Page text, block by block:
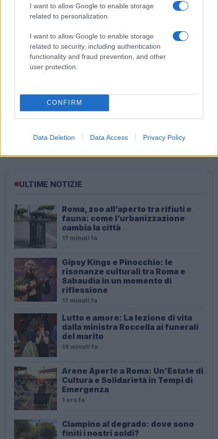
I want to allow Google to enable storage
related to personalization.
I want to allow Google to enable storage
related to security, including authentication
functionality and fraud prevention, and other
user protection.
CONFIRM
Data Deletion Data Access Privacy Policy
Alla Galleria Giovanni XXIII arriva l’autovelox. Multe
per chi supera il limite. Dal 30 marzo
Audio Zaniolo, la ragazza coinvolta fa chiarezza sulle
ULTIME NOTIZIE
Roma, zoo all’aperto tra rifiuti e
fauna: come l’urbanizzazione
cambia la città
17 minuti fa
Gipsy Kings e Pinocchio: le
risonanze culturali tra Roma e
Sabaudia in un momento di
riflessione
17 minuti fa
Lutto e amore: La lezione di vita
dalla ministra Roccella ai funerali
del marito
18 minuti fa
Arene Aperte a Roma: Un’Estate di
Cultura e Solidarietà in Tempi di
Emergenza
1 ora fa
Ciampino al degrado: dove sono
finiti i nostri soldi?